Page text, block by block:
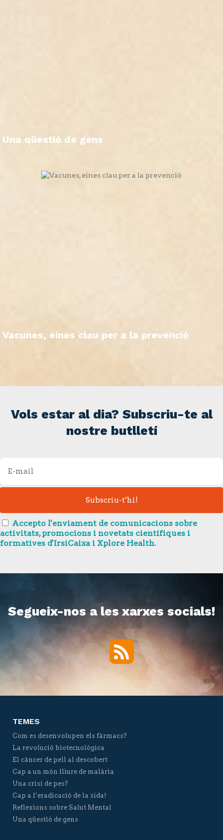
Una qüestió de gens
Vacunes, eines clau per a la prevenció
Vols estar al dia? Subscriu-te al
nostre butlletí
Accepto l'enviament de comunicacions sobre
activitats, promocions i novetats científiques i
formatives d'IrsiCaixa i Xplore Health.
Segueix-nos a les xarxes socials!
RSS
TEMES
Com es desenvolupen els fàrmacs?
La revolució biotecnològica
El càncer de pell al descobert
Cap a un món lliure de malària
Una crisi de pes?
Cap a l’eradicació de la sida!
Reflexions sobre Salut Mental
Una qüestió de gens